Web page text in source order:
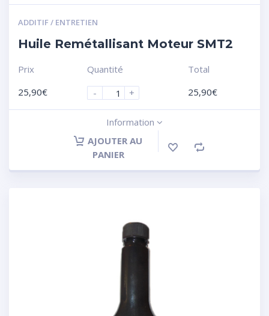
ADDITIF / ENTRETIEN
Huile Remétallisant Moteur SMT2
Prix
25,90€
Quantité
-
+
Total
25,90€
Information
AJOUTER AU
PANIER